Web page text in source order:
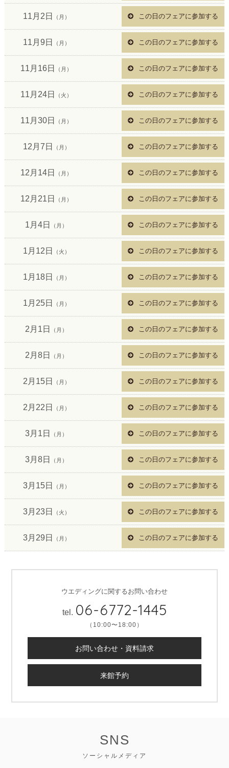
11月2日 （月） この日のフェアに参加する
11月9日 （月） この日のフェアに参加する
11月16日 （月） この日のフェアに参加する
11月24日 （火） この日のフェアに参加する
11月30日 （月） この日のフェアに参加する
12月7日 （月） この日のフェアに参加する
12月14日 （月） この日のフェアに参加する
12月21日 （月） この日のフェアに参加する
1月4日 （月） この日のフェアに参加する
1月12日 （火） この日のフェアに参加する
1月18日 （月） この日のフェアに参加する
1月25日 （月） この日のフェアに参加する
2月1日 （月） この日のフェアに参加する
2月8日 （月） この日のフェアに参加する
2月15日 （月） この日のフェアに参加する
2月22日 （月） この日のフェアに参加する
3月1日 （月） この日のフェアに参加する
3月8日 （月） この日のフェアに参加する
3月15日 （月） この日のフェアに参加する
3月23日 （火） この日のフェアに参加する
3月29日 （月） この日のフェアに参加する
ウエディングに関するお問い合わせ
tel. 06-6772-1445
（10:00〜18:00）
お問い合わせ・資料請求
来館予約
SNS
ソーシャルメディア